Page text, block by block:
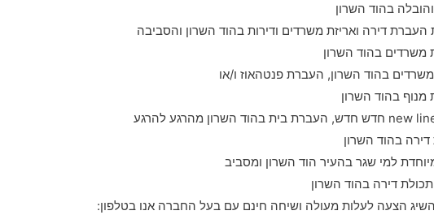
בהוד השרון
העברת דירה ואריזת משרדים ודירות בהוד השרון והסביבה
משרדים בהוד השרון
בהוד השרון, העברת פנטהאוז ו/או
מנוף בהוד השרון
בהוד השרון
למי שגר בהעיר הוד השרון ומסביב
דירה בהוד השרון
הצעה לעלות מעולה ושיחה חינם עם בעל החברה אנו בטלפון: